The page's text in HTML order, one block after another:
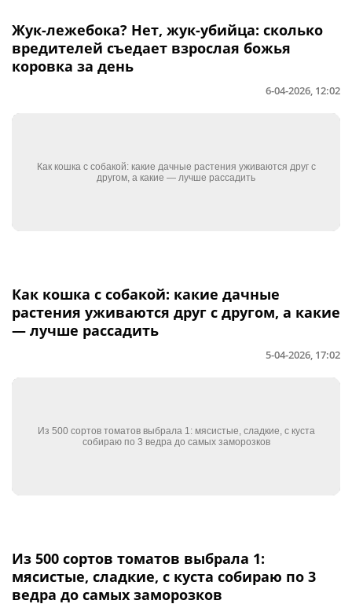
Жук-лежебока? Нет, жук-убийца: сколько
вредителей съедает взрослая божья
коровка за день
6-04-2026, 12:02
Как кошка с собакой: какие дачные
растения уживаются друг с другом, а какие
— лучше рассадить
5-04-2026, 17:02
Из 500 сортов томатов выбрала 1:
мясистые, сладкие, с куста собираю по 3
ведра до самых заморозков